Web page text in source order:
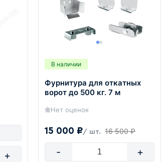
+
В наличии
Фурнитура для откатных
ворот до 500 кг. 7 м
Нет оценок
15 000 ₽/ шт. 16 500 ₽
- +